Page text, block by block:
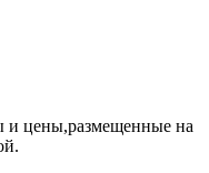
цены,размещенные на